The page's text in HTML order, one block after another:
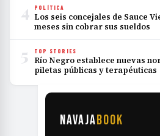
4 POLÍTICA
Los seis concejales de Sauce
meses sin cobrar sus sueldos
5 TOP STORIES
Río Negro establece nuevas
piletas públicas y terapéuticas
NAVAJABOOK